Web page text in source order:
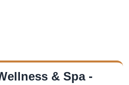
& Spa -